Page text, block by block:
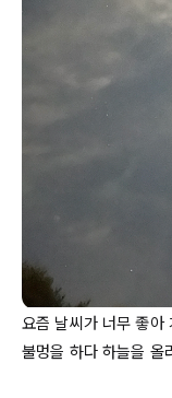
요즘 날씨가 너무 좋아
불멍을 하다 하늘을 올